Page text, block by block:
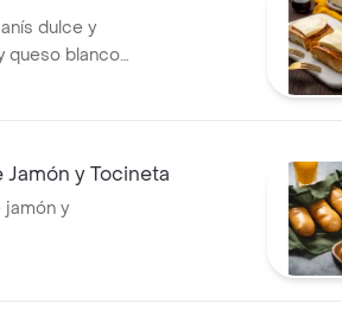
dulce y
blanco
y
y Tocineta
y